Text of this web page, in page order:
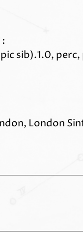
sib).1.0, perc,
London